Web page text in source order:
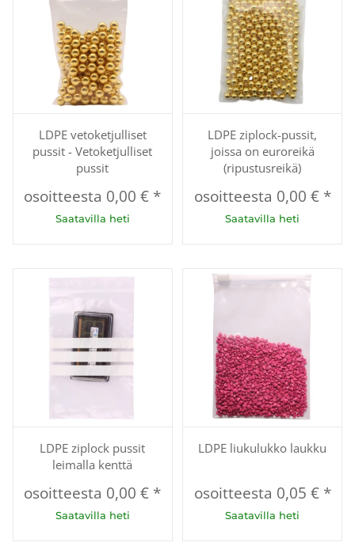
LDPE vetoketjulliset
pussit - Vetoketjulliset
pussit
osoitteesta 0,00 € *
Saatavilla heti
LDPE ziplock-pussit,
joissa on euroreikä
(ripustusreikä)
osoitteesta 0,00 € *
Saatavilla heti
LDPE ziplock pussit
leimalla kenttä
osoitteesta 0,00 € *
Saatavilla heti
LDPE liukulukko laukku
osoitteesta 0,05 € *
Saatavilla heti